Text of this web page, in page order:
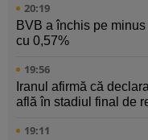
20:19
BVB a închis pe
cu 0,57%
19:56
Iranul afirmă că
află în stadiul final de
19:11